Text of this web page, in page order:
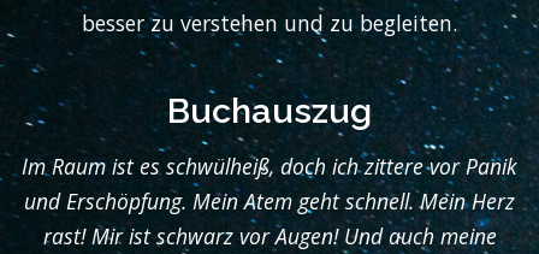
besser zu verstehen und zu begleiten.
Buchauszug
Im Raum ist es schwülheiß, doch ich zittere vor Panik
und Erschöpfung. Mein Atem geht schnell. Mein Herz
rast! Mir ist schwarz vor Augen! Und auch meine